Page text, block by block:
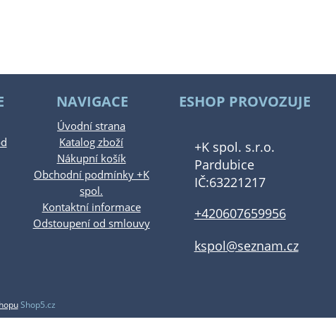
NAVIGACE
Úvodní strana
Katalog zboží
Nákupní košík
Obchodní podmínky +K
spol.
Kontaktní informace
Odstoupení od smlouvy
ESHOP PROVOZUJE
+K spol. s.r.o.
Pardubice
IČ:63221217
+420607659956
kspol@seznam.cz
Shop5.cz